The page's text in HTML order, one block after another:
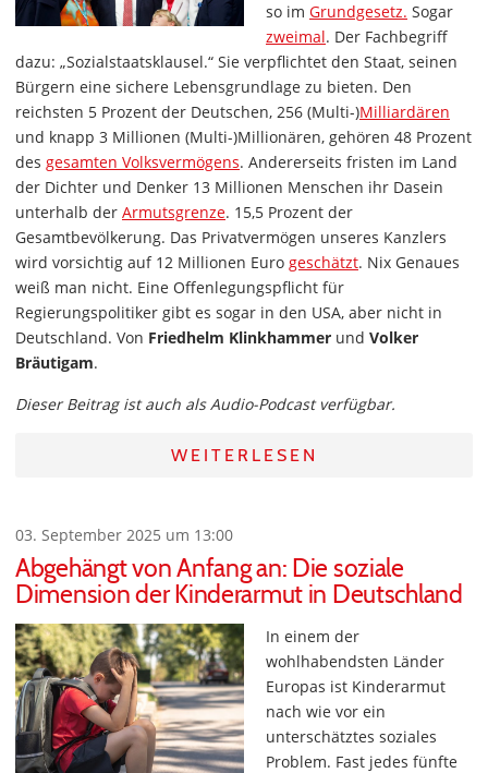
so im Grundgesetz. Sogar
zweimal. Der Fachbegriff
dazu: „Sozialstaatsklausel.“ Sie verpflichtet den Staat, seinen
Bürgern eine sichere Lebensgrundlage zu bieten. Den
reichsten 5 Prozent der Deutschen, 256 (Multi-)Milliardären
und knapp 3 Millionen (Multi-)Millionären, gehören 48 Prozent
des gesamten Volksvermögens. Andererseits fristen im Land
der Dichter und Denker 13 Millionen Menschen ihr Dasein
unterhalb der Armutsgrenze. 15,5 Prozent der
Gesamtbevölkerung. Das Privatvermögen unseres Kanzlers
wird vorsichtig auf 12 Millionen Euro geschätzt. Nix Genaues
weiß man nicht. Eine Offenlegungspflicht für
Regierungspolitiker gibt es sogar in den USA, aber nicht in
Deutschland. Von Friedhelm Klinkhammer und Volker
Bräutigam.
Dieser Beitrag ist auch als Audio-Podcast verfügbar.
WEITERLESEN
03. September 2025 um 13:00
Abgehängt von Anfang an: Die soziale
Dimension der Kinderarmut in Deutschland
In einem der
wohlhabendsten Länder
Europas ist Kinderarmut
nach wie vor ein
unterschätztes soziales
Problem. Fast jedes fünfte